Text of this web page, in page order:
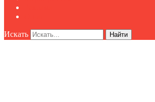
Искать Найти